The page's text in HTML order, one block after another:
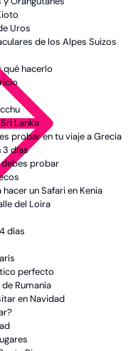
Uros
de los Alpes Suizos
qué hacerlo
Lanka
probar en tu viaje a Grecia
3 días
probar
un Safari en Kenia
del Loira
días
perfecto
Rumanía
en Navidad